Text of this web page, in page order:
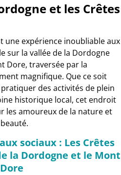
et les Crêtes
une expérience inoubliable aux
sur la vallée de la Dordogne
Dore, traversée par la
magnifique. Que ce soit
des activités de plein
historique local, cet endroit
les amoureux de la nature et
sociaux : Les Crêtes
la Dordogne et le Mont
Dore